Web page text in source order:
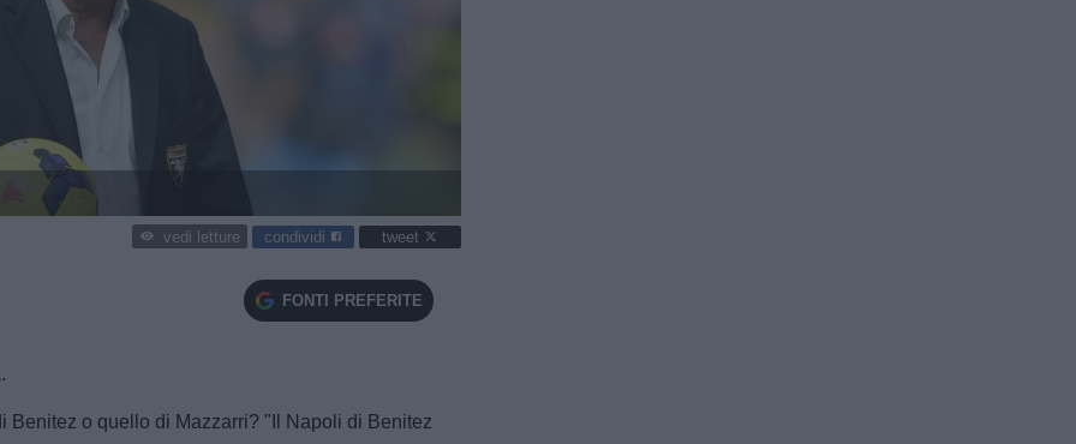
vedi letture condividi tweet
FONTI PREFERITE
Benitez o quello di Mazzarri? "Il Napoli di Benitez